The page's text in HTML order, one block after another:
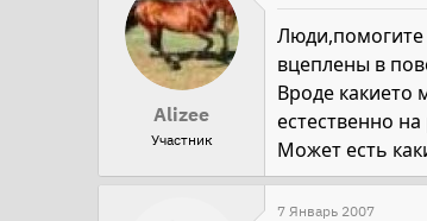
а
ч
а
л
а
Alizee
Участник
Люди,помогите
вцеплены в
Вроде какието
естественно
Может есть
7 Январь 2007